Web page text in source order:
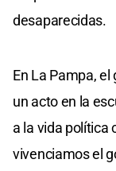
desaparecidas.
En La Pampa,
un acto en la
a la vida política
vivenciamos el